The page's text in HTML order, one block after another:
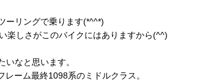
ーリングで乗ります(*^^*)
楽しさがこのバイクにはありますから(^^)
いなと思います。
レーム最終1098系のミドルクラス。